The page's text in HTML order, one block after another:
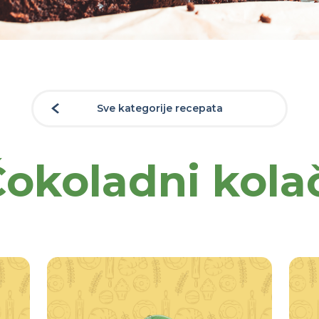
Sve kategorije recepata